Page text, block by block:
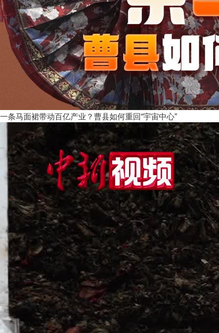
一条马面裙带动百亿产业？曹县如何重回“宇宙中心”